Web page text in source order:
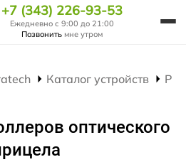
+7 (343) 226-93-53
Ежедневно с 9:00 до 21:00
Позвонить мне утром
Каталог устройств
оптического